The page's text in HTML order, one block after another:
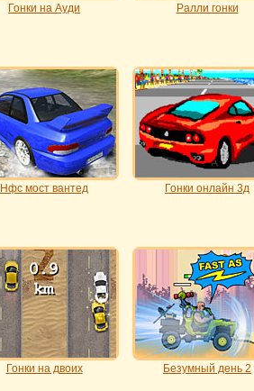
Гонки на Ауди Ралли гонки
Нфс мост вантед Гонки онлайн 3д
Гонки на двоих Безумный день 2